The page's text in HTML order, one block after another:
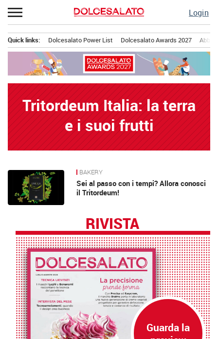
Passa
al
Login
principale
Quick links: Dolcesalato Power List Dolcesalato Awards 2027
Tritordeum Italia: la terra
e i suoi frutti
News BAKERY
Sei al passo con i tempi? Allora conosci
il Tritordeum!
RIVISTA